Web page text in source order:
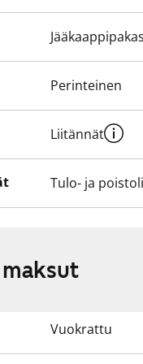
Perinteinen
Liitännät
Tulo- ja
maksut
Vuokrattu